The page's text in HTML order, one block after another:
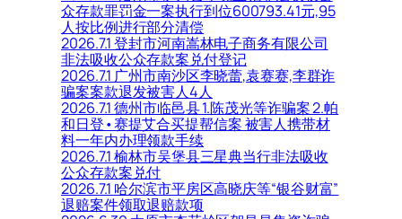
众存款罪罚金一案执行到位600793.41元,95
人按比例进行部分清偿
2026.7.1 登封市河南嵩林电子商务有限公司
非法吸收公众存款案兑付登记
2026.7.1 广州市南沙区李晓蕾,袁赛赛,李群诈
骗案案款退发被害人4人
2026.7.1 德州市临邑县 1.陈茂光等诈骗案 2.帕
和日登•赛提艾合买提帮信案 被害人携带材
料一年内办理领款手续
2026.7.1 榆林市吴堡县三星典当行非法吸收
公众存款案兑付
2026.7.1 哈尔滨市平房区高晓庆等“银谷财富”
退赔案件领取退赔款项